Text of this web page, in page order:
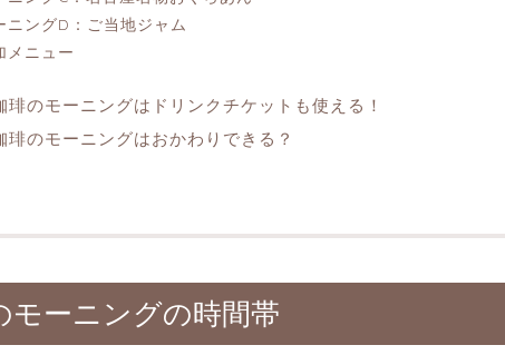
ニングD：ご当地ジャム
メニュー
琲のモーニングはドリンクチケットも使える！
琲のモーニングはおかわりできる？
モーニングの時間帯